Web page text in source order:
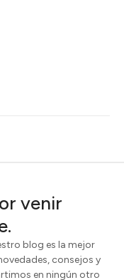
venir
blog es la mejor
consejos y
en ningún otro